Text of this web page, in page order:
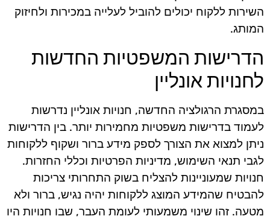
השירות ללקוח יכולים להוביל לעלייה במכירות ולחיזוק
המותג.
הדרישות המשפטיות החדשות
לחנויות אונליין
במסגרת הרגולציה החדשה, חנויות אונליין נדרשות
לעמוד בדרישות משפטיות מחמירות יותר. בין הדרישות
ניתן למצוא את הצורך לספק מידע ברור ושקוף ללקוחות
לגבי תנאי השימוש, מדיניות הפרטיות וכללי החזרות.
חנויות שמעוניינות להצליח בשוק התחרותי צריכות
להבטיח שהמידע המוצג ללקוחות יהיה נגיש, ברור ולא
מטעה. זהו שינוי משמעותי לעומת העבר, שבו חנויות היו